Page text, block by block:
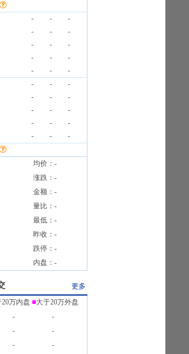
- -
-
- -
-
- -
-
- -
-
- -
-
- -
-
- -
-
- -
-
- -
-
- -
-
均价： -
涨跌： -
金额： -
量比： -
最低： -
昨收： -
跌停： -
内盘： -
更多
万内盘 ■大于20万外盘
-
-
-
-
-
-